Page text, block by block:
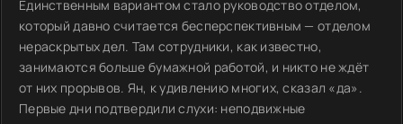
Единственным вариантом стало руководство отделом,
который давно считается бесперспективным — отделом
нераскрытых дел. Там сотрудники, как известно,
занимаются больше бумажной работой, и никто не ждёт
от них прорывов. Ян, к удивлению многих, сказал «да».
Первые дни подтвердили слухи: неподвижные